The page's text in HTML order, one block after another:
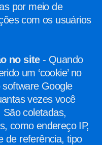
por meio de
com os usuários
no site- Quando
um ‘cookie’ no
Google
vezes você
coletadas,
como endereço IP,
de referência, tipo